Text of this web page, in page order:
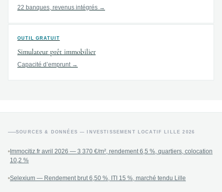
22 banques, revenus intégrés →
OUTIL GRATUIT
Simulateur prêt immobilier
Capacité d’emprunt →
SOURCES & DONNÉES — INVESTISSEMENT LOCATIF LILLE 2026
Immocitiz.fr avril 2026 — 3 370 €/m², rendement 6,5 %, quartiers, colocation
10,2 %
Selexium — Rendement brut 6,50 %, ITI 15 %, marché tendu Lille